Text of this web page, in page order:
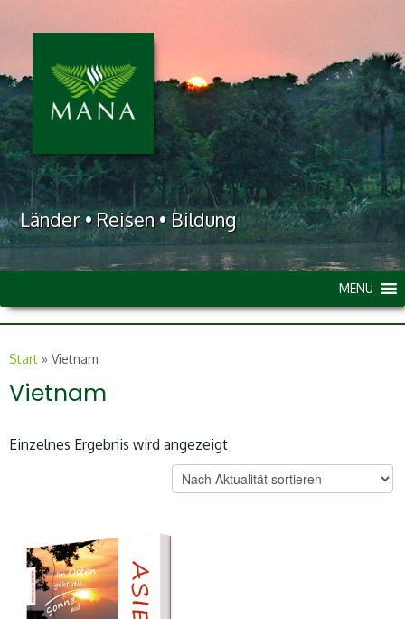
Länder • Reisen • Bildung
MENU
Start » Vietnam
Vietnam
Einzelnes Ergebnis wird angezeigt